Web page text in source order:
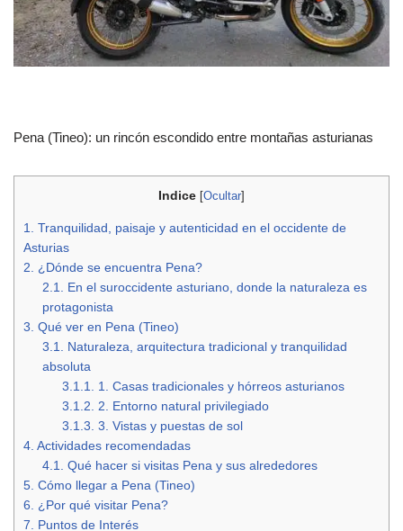
Pena (Tineo): un rincón escondido entre montañas asturianas
Indice [Ocultar]
1. Tranquilidad, paisaje y autenticidad en el occidente de
Asturias
2. ¿Dónde se encuentra Pena?
2.1. En el suroccidente asturiano, donde la naturaleza es
protagonista
3. Qué ver en Pena (Tineo)
3.1. Naturaleza, arquitectura tradicional y tranquilidad
absoluta
3.1.1. 1. Casas tradicionales y hórreos asturianos
3.1.2. 2. Entorno natural privilegiado
3.1.3. 3. Vistas y puestas de sol
4. Actividades recomendadas
4.1. Qué hacer si visitas Pena y sus alrededores
5. Cómo llegar a Pena (Tineo)
6. ¿Por qué visitar Pena?
7. Puntos de Interés